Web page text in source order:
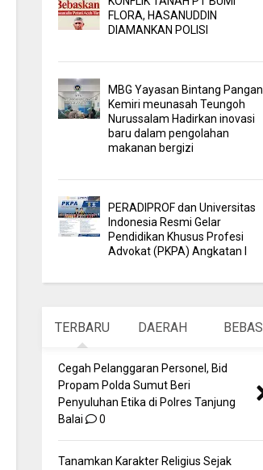
FLORA, HASANUDDIN
DIAMANKAN POLISI
MBG Yayasan Bintang Pangan
Kemiri meunasah Teungoh
Nurussalam Hadirkan inovasi
baru dalam pengolahan
makanan bergizi
PERADIPROF dan Universitas
Indonesia Resmi Gelar
Pendidikan Khusus Profesi
Advokat (PKPA) Angkatan I
TERBARU DAERAH BEBAS
Cegah Pelanggaran Personel, Bid
Propam Polda Sumut Beri
Penyuluhan Etika di Polres Tanjung
Balai
0
Tanamkan Karakter Religius Sejak